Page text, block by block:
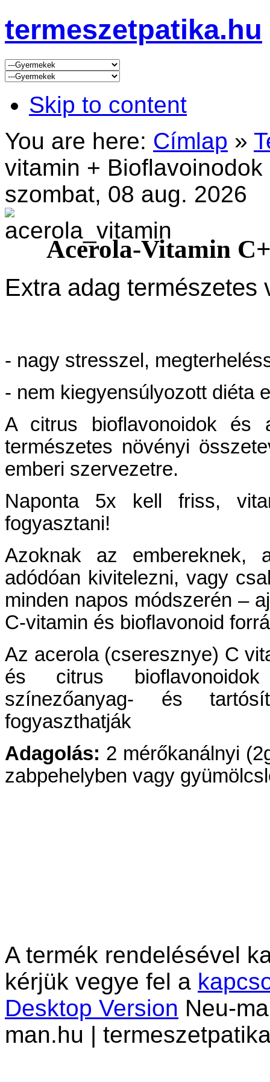
termeszetpatika.hu
Skip to content
You are here: Címlap »
vitamin + Bioflavoinodok
szombat, 08 aug. 2026
Acerola-Vitamin
Extra adag természetes
- nagy stresszel,
- nem kiegyensúlyozott diéta
A citrus bioflavonoidok és
természetes növényi
emberi szervezetre.
Naponta 5x kell friss,
fogyasztani!
Azoknak az embereknek,
adódóan kivitelezni, vagy
minden napos módszerén –
C-vitamin és bioflavonoid
Az acerola (cseresznye) C
és citrus
színezőanyag- és
fogyaszthatják
Adagolás: 2 mérőkanálnyi
zabpehelyben vagy
A termék rendelésével
kérjük vegye fel a
Desktop Version Neu-
man.hu |